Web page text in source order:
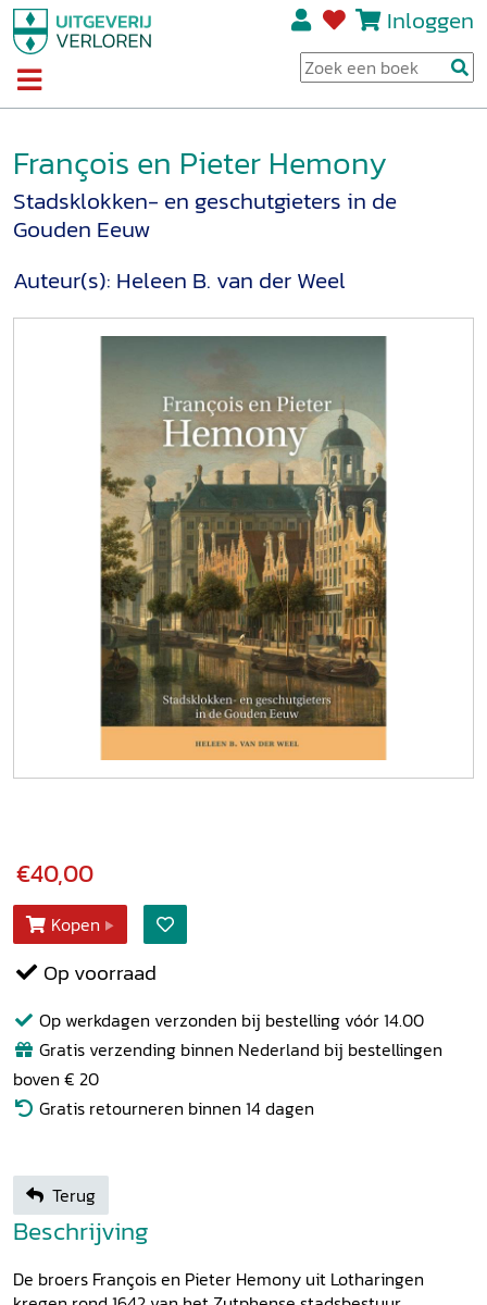
Inloggen
François en Pieter Hemony
Stadsklokken- en geschutgieters in de
Gouden Eeuw
Auteur(s): Heleen B. van der Weel
€40,00
Kopen
Op voorraad
Op werkdagen verzonden bij bestelling vóór 14.00
Gratis verzending binnen Nederland bij bestellingen
boven € 20
Gratis retourneren binnen 14 dagen
Terug
Beschrijving
De broers François en Pieter Hemony uit Lotharingen